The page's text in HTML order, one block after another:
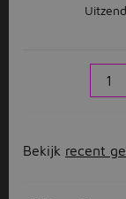
1
Bekijk recent